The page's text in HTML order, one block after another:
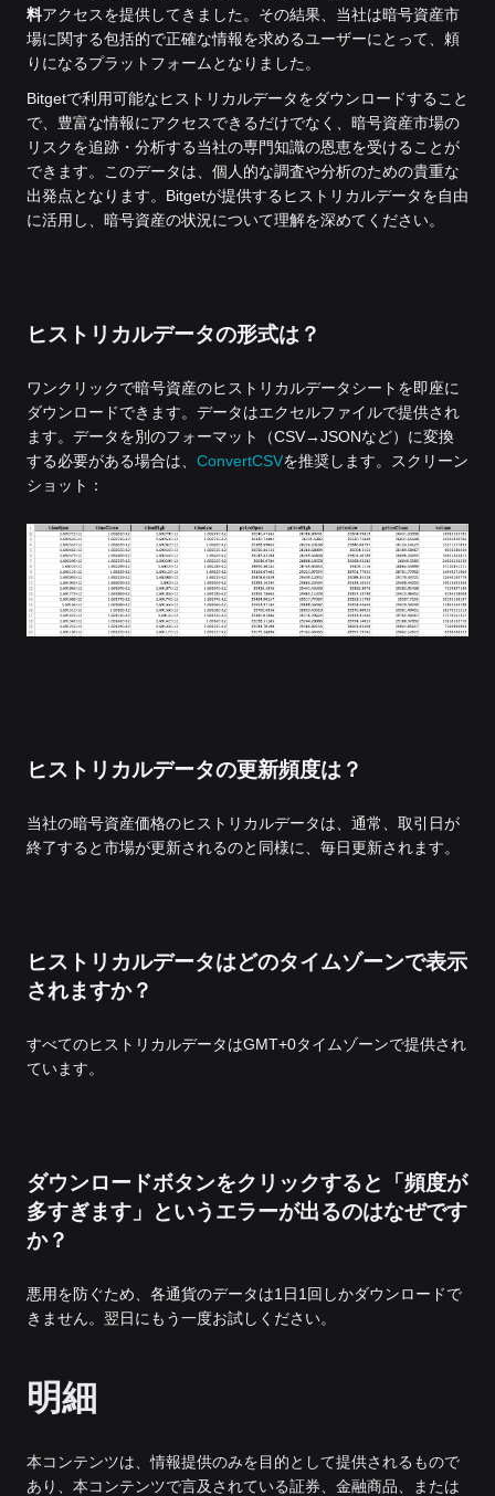
料アクセスを提供してきました。 その結果、当社は暗号資産市
場に関する包括的で正確な情報を求めるユーザーにとって、頼
りになるプラットフォームとなりました。
Bitgetで利用可能なヒストリカルデータをダウンロードすること
で、豊富な情報にアクセスできるだけでなく、暗号資産市場の
リスクを追跡・分析する当社の専門知識の恩恵を受けることが
できます。このデータは、個人的な調査や分析のための貴重な
出発点となります。Bitgetが提供するヒストリカルデータを自由
に活用し、暗号資産の状況について理解を深めてください。
ヒストリカルデータの形式は？
ワンクリックで暗号資産のヒストリカルデータシートを即座に
ダウンロードできます。データはエクセルファイルで提供され
ます。データを別のフォーマット（CSV→JSONなど）に変換
する必要がある場合は、 ConvertCSVを推奨します。スクリーン
ショット：
ヒストリカルデータの更新頻度は？
当社の暗号資産価格のヒストリカルデータは、通常、取引日が
終了すると市場が更新されるのと同様に、毎日更新されます。
ヒストリカルデータはどのタイムゾーンで表示
されますか？
すべてのヒストリカルデータはGMT+0タイムゾーンで提供され
ています。
ダウンロードボタンをクリックすると「頻度が
多すぎます」というエラーが出るのはなぜです
か？
悪用を防ぐため、各通貨のデータは1日1回しかダウンロードで
きません。翌日にもう一度お試しください。
明細
本コンテンツは、情報提供のみを目的として提供されるもので
あり、本コンテンツで言及されている証券、金融商品、または